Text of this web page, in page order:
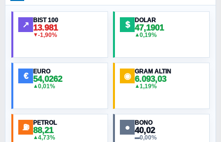
Ankara Zirvesi: NATO Toplantısı mı, Yeni
Ortadoğu Haritasının Provası mı?
MURAT ÖZKAN
NURETTIN BÖLÜK
↗ BIST 100
13.981
▼-1,90%
$ DOLAR
47,1901
▲0,19%
€ EURO
54,0262
▲0,01%
◉ GRAM ALTIN
6.093,03
▲1,19%
⛽ PETROL
88,21
▲4,73%
● BONO
40,02
▬0,00%